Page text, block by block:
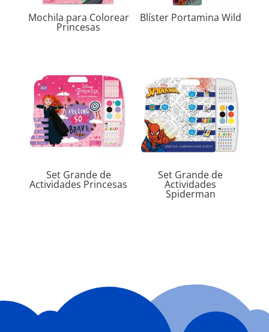
Mochila para Colorear
Princesas
Blíster Portamina Wild
Set Grande de
Actividades Princesas
Set Grande de
Actividades
Spiderman